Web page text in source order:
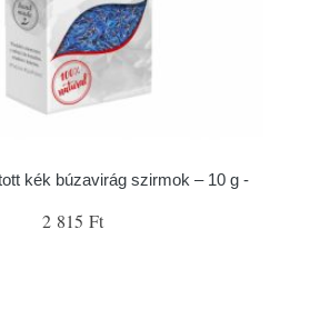
kék búzavirág szirmok – 10 g -
2 815 Ft